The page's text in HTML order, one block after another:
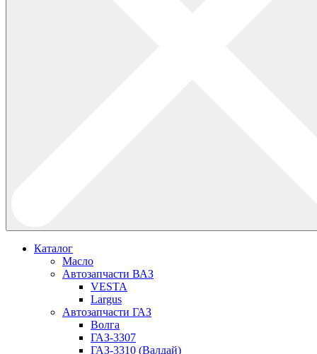
Каталог
Масло
Автозапчасти ВАЗ
VESTA
Largus
Автозапчасти ГАЗ
Волга
ГАЗ-3307
ГАЗ-3310 (Валдай)